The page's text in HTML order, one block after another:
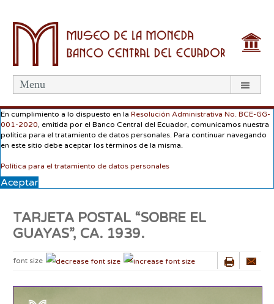
Menu
En cumplimiento a lo dispuesto en la Resolución Administrativa No. BCE-GG-
001-2020 , emitida por el Banco Central del Ecuador, comunicamos nuestra
política para el tratamiento de datos personales. Para continuar navegando
en este sitio debe aceptar los términos de la misma.
Política para el tratamiento de datos personales
Aceptar
TARJETA POSTAL “SOBRE EL
GUAYAS”, CA. 1939.
font size